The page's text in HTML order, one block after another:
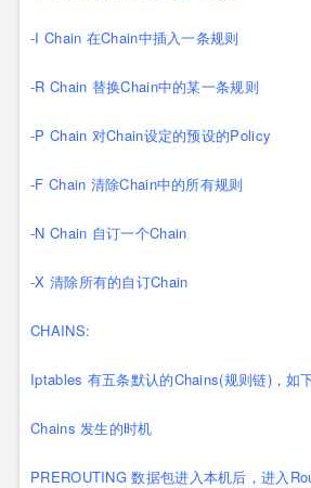
-I Chain 在Chain中插入一条规则
-R Chain 替换Chain中的某一条规则
-P Chain 对Chain设定的预设的Policy
-F Chain 清除Chain中的所有规则
-N Chain 自订一个Chain
-X 清除所有的自订Chain
CHAINS:
Iptables 有五条默认的Chains(规则链)，如
Chains 发生的时机
PREROUTING 数据包进入本机后，进入